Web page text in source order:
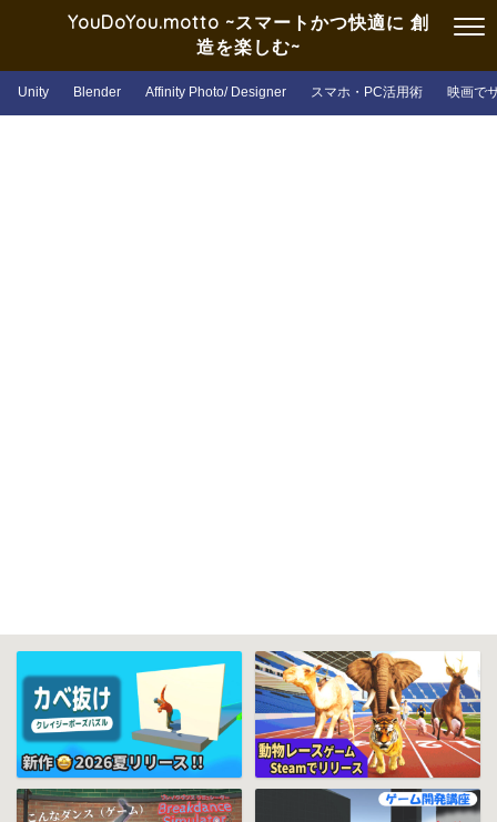
YouDoYou.motto ~スマートかつ快適に 創
造を楽しむ~
Unity Blender Affinity Photo/ Designer スマホ・PC活用術 映画で